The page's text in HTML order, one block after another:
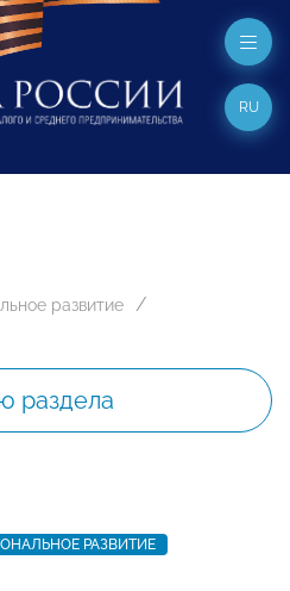
RU
развитие
раздела
РАЗВИТИЕ